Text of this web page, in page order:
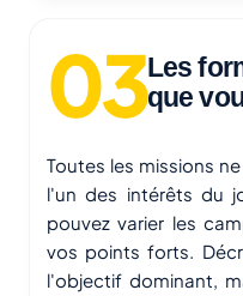
Les
que
Toutes les missions
l'un des intérêts du
pouvez varier les
vos points forts.
l'objectif dominant,